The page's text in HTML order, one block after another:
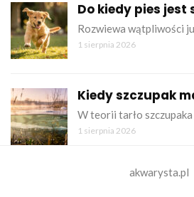
Do kiedy pies jest
Rozwiewa wątpliwości
1 sierpnia 2026
Kiedy szczupak
W teorii tarło
1 sierpnia 2026
akwarysta.pl